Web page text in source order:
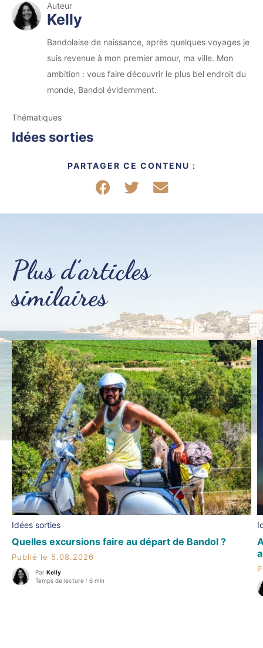
Auteur
Kelly
Bandolaise de naissance, après quelques voyages je
suis revenue à mon premier amour, ma ville. Mon
ambition : vous faire découvrir le plus bel endroit du
monde, Bandol évidemment.
Thématiques
Idées sorties
PARTAGER CE CONTENU :
Partager sur Facebook
Partager sur Twitter
Partager par mail
Plus d’articles
similaires
Idées sorties
Quelles excursions faire au départ de Bandol ?
Publié le 5.08.2026
Par Kelly
Temps de lecture : 6 min